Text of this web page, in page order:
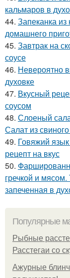
кальмаров в
44. Запеканка
домашнего
45. Завтрак на
соусе
46. Невероятно
духовке
47. Вкусный
соусом
48. Слоеный
Салат из
49. Говяжий
рецепт на вкус
50.
гречкой и
запеченная в
Популярные
Рыбные
Расстегаи со
Ажурные